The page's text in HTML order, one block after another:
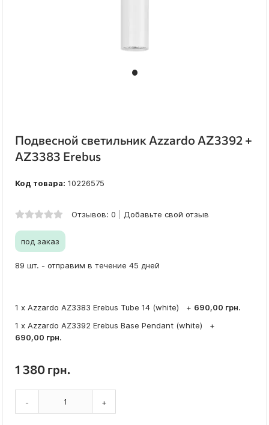
Подвесной светильник Azzardo AZ3392 +
AZ3383 Erebus
Код товара: 10226575
Отзывов: 0 Добавьте свой отзыв
под заказ
89 шт. - отправим в течение 45 дней
1 x Azzardo AZ3383 Erebus Tube 14 (white) + 690,00 грн.
1 x Azzardo AZ3392 Erebus Base Pendant (white)
+
690,00 грн.
1 380 грн.
- +